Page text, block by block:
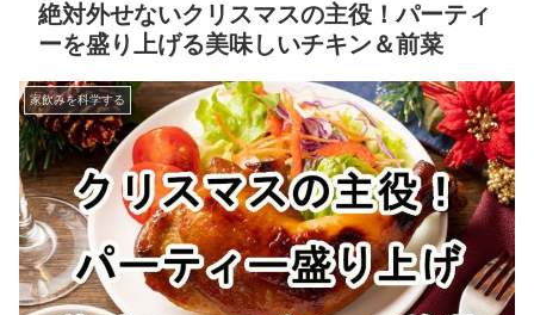
絶対外せないクリスマスの主役！パーティ
ーを盛り上げる美味しいチキン＆前菜
家飲みを科学する